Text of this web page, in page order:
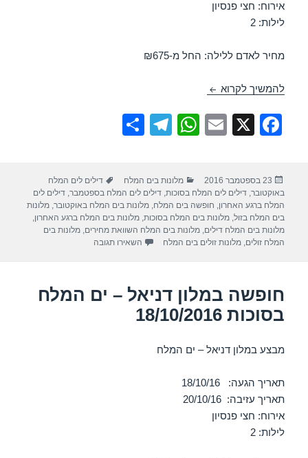
אירוח: חצי פנסיון
לילות: 2
מחיר לאדם ללילה: החל מ-₪675
להמשיך לקרוא מבצע במלון דניאל – ים המלח באוקטובר 16/10/2016
F
e
b
o
X
E
W
s
A
p
T
gr
a
m
e
פורסם
בתאריך
23 בספטמבר 2016 קטגוריות
מלונות בים המלח תגיות
דילים לים המלח
באוקטובר,דילים לים המלח בסוכות,דילים לים המלח בספטמבר,דילים לים
המלח ברגע האחרון, חופשה בים המלח,מלונות בים המלח באוקטובר,מלונות
בים המלח בזול,מלונות בים המלח בסוכות,מלונות בים המלח ברגע האחרון,
מלונות בים המלח דילים,מלונות בים המלח השוואת מחירים,מלונות בים
המלח זולים,מלונות זולים בים המלח השאירו תגובה
חופשה במלון דניאל – ים המלח
בסוכות 18/10/2016
מבצע במלון דניאל – ים המלח
תאריך הגעה: 18/10/16
תאריך עזיבה: 20/10/16
אירוח: חצי פנסיון
לילות: 2